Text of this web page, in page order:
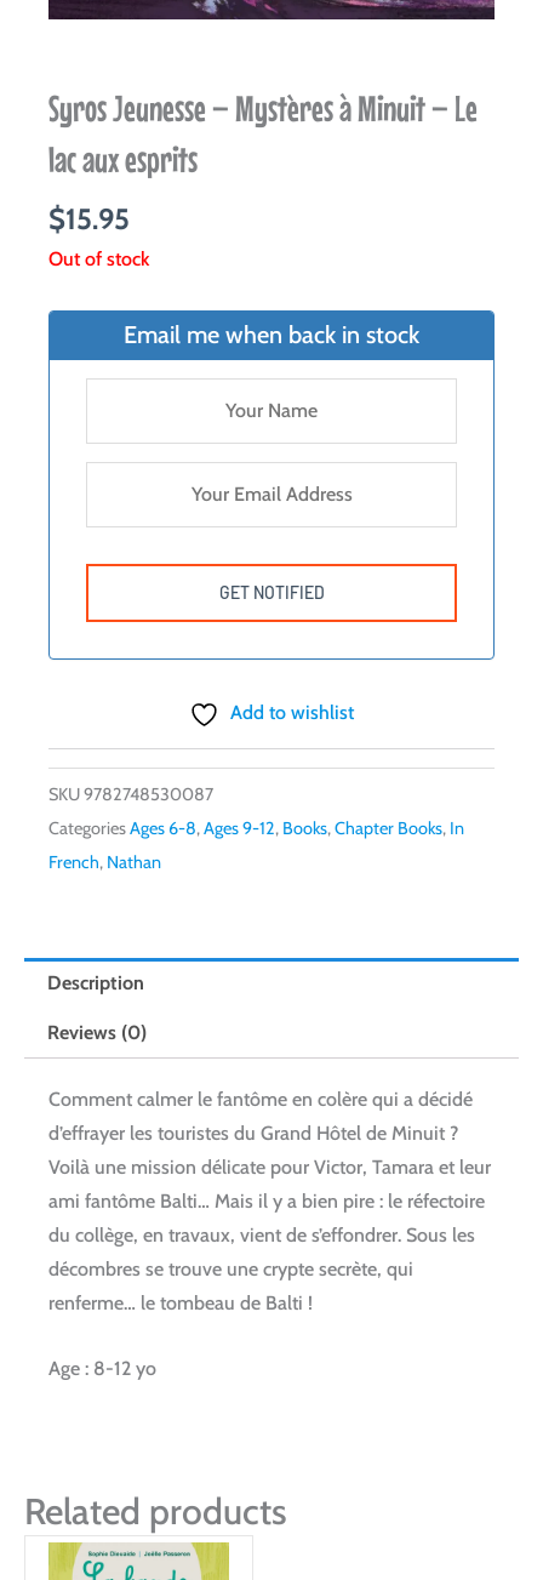
Syros Jeunesse – Mystères à Minuit – Le
lac aux esprits
$15.95
Out of stock
Email me when back in stock
Add to wishlist
SKU9782748530087
CategoriesAges 6-8,Ages 9-12, Books,Chapter Books, In
French, Nathan
Description
Reviews (0)
Comment calmer le fantôme en colère qui a décidé
d’effrayer les touristes du Grand Hôtel de Minuit ?
Voilà une mission délicate pour Victor, Tamara et leur
ami fantôme Balti… Mais il y a bien pire : le réfectoire
du collège, en travaux, vient de s’effondrer. Sous les
décombres se trouve une crypte secrète, qui
renferme… le tombeau de Balti !
Age : 8-12 yo
Related products